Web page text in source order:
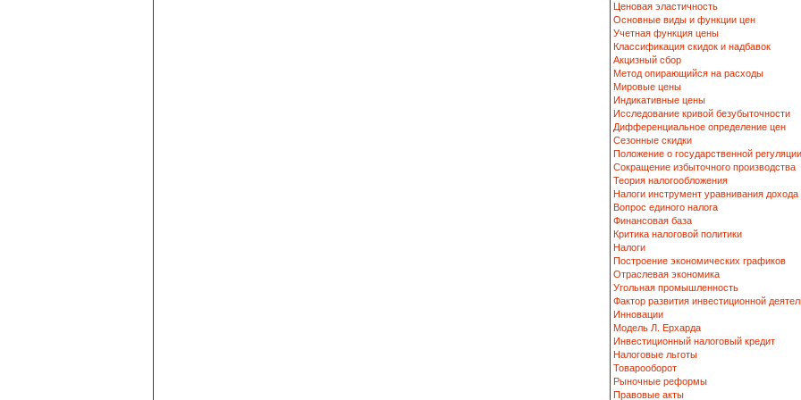
Ценовая эластичность
Основные виды и функции цен
Учетная функция цены
Классификация скидок и надбавок
Акцизный сбор
Метод опирающийся на расходы
Мировые цены
Индикативные цены
Исследование кривой безубыточности
Дифференциальное определение цен
Сезонные скидки
Положение о государственной регуляции
Сокращение избыточного производства
Теория налогообложения
Налоги инструмент уравнивания дохода
Вопрос единого налога
Финансовая база
Критика налоговой политики
Налоги
Построение экономических графиков
Отраслевая экономика
Угольная промышленность
Фактор развития инвестиционной
Инновации
Модель Л. Ерхарда
Инвестиционный налоговый кредит
Налоговые льготы
Товарооборот
Рыночные реформы
Правовые акты